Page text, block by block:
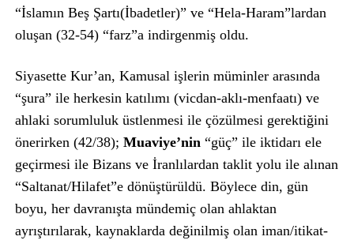
“İslamın Beş Şartı(İbadetler)” ve “Hela-Haram”lardan
oluşan (32-54) “farz”a indirgenmiş oldu.
Siyasette Kur’an, Kamusal işlerin müminler arasında
“şura” ile herkesin katılımı (vicdan-aklı-menfaatı) ve
ahlaki sorumluluk üstlenmesi ile çözülmesi gerektiğini
önerirken (42/38); Muaviye’nin“güç” ile iktidarı ele
geçirmesi ile Bizans ve İranlılardan taklit yolu ile alınan
“Saltanat/Hilafet”e dönüştürüldü. Böylece din, gün
boyu, her davranışta mündemiç olan ahlaktan
ayrıştırılarak, kaynaklarda değinilmiş olan iman/itikat-